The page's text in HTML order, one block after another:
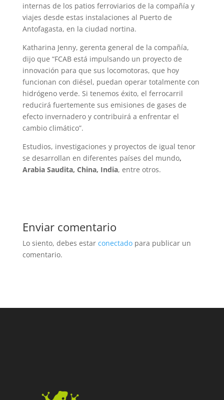
internas de los patios ferroviarios de la compañía y
viajes desde estas instalaciones al Puerto de
Antofagasta, en la ciudad nortina.
Katharina Jenny, gerenta general de la compañía,
dijo que “FCAB está impulsando un proyecto de
innovación para que sus locomotoras, que hoy
funcionan con diésel, puedan operar totalmente con
hidrógeno verde. Si tenemos éxito, el ferrocarril
reducirá fuertemente sus emisiones de gases de
efecto invernadero y contribuirá a enfrentar el
cambio climático”.
Estudios, investigaciones y proyectos de igual tenor
se desarrollan en diferentes países del mundo,
Arabia Saudita, China, India, entre otros.
Enviar comentario
Lo siento, debes estar conectadopara publicar un
comentario.